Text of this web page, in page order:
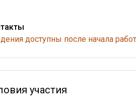
доступны после начала
участия